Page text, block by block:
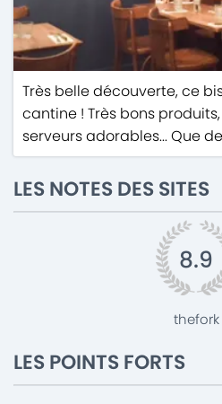
Très belle découverte, ce
cantine ! Très bons
serveurs adorables... Que
LES NOTES DES SITES
8.9
thefork
LES POINTS FORTS